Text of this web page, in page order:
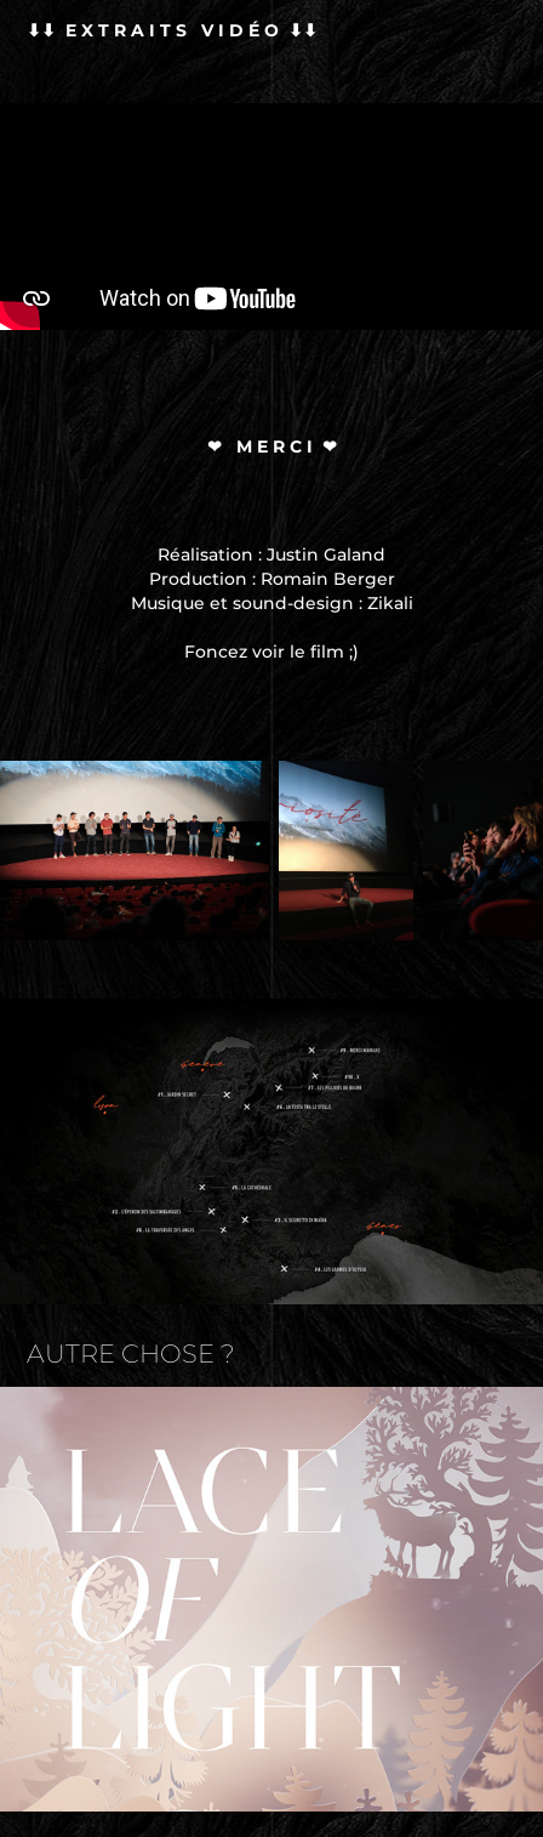
⬇⬇ E X T R A I T S V I D ÉO ⬇⬇
❤ M E R C I ❤
Réalisation : Justin Galand
Production : Romain Berger
Musique et sound-design : Zikali
Foncez voir le film ;)
AUTRE CHOSE ?
Sartoro - Noël 2024